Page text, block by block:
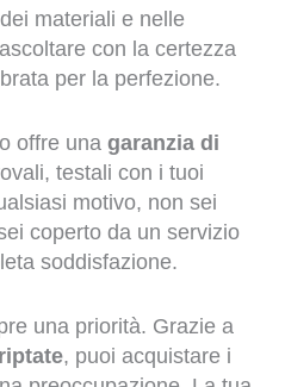
materiali e nelle
con la certezza
per la perfezione.
offre una garanzia di
testali con i tuoi
motivo, non sei
coperto da un servizio
soddisfazione.
una priorità. Grazie a
, puoi acquistare i